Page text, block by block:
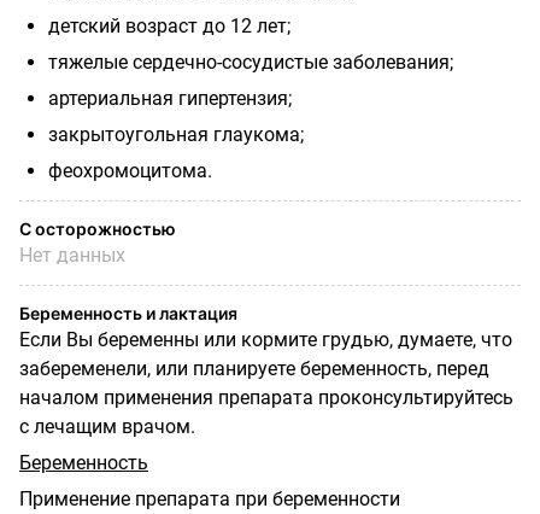
детский возраст до 12 лет;
тяжелые сердечно-сосудистые заболевания;
артериальная гипертензия;
закрытоугольная глаукома;
феохромоцитома.
С осторожностью
Нет данных
Беременность и лактация
Если Вы беременны или кормите грудью, думаете, что
забеременели, или планируете беременность, перед
началом применения препарата проконсультируйтесь
с лечащим врачом.
Беременность
Применение препарата при беременности